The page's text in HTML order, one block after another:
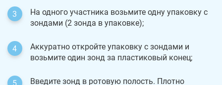
На одного участника возьмите одну упаковку с
зондами (2 зонда в упаковке);
Аккуратно откройте упаковку с зондами и
возьмите один зонд за пластиковый конец;
Введите зонд в ротовую полость. Плотно